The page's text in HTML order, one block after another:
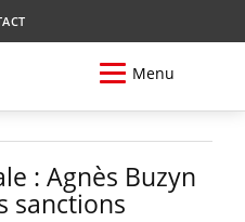
Menu
: Agnès Buzyn
sanctions